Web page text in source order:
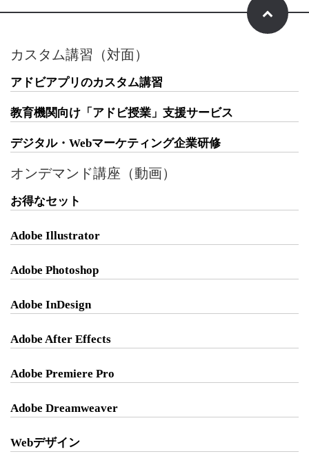
カスタム講習（対面）
アドビアプリのカスタム講習
教育機関向け「アドビ授業」支援サービス
デジタル・Webマーケティング企業研修
オンデマンド講座（動画）
お得なセット
Adobe Illustrator
Adobe Photoshop
Adobe InDesign
Adobe After Effects
Adobe Premiere Pro
Adobe Dreamweaver
Webデザイン